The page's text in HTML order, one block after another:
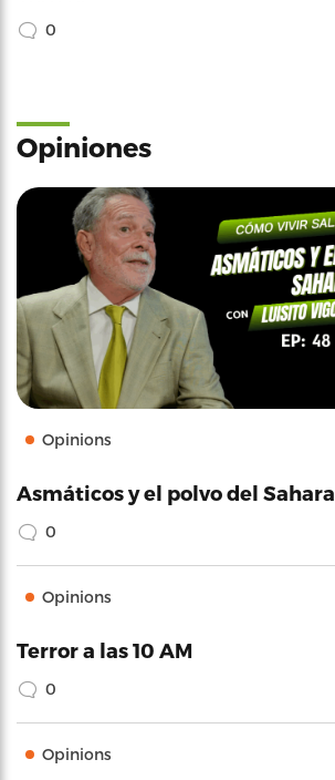
0
Opiniones
Opinions
Asmáticos y el polvo del Sahara
0
Opinions
Terror a las 10 AM
0
Opinions